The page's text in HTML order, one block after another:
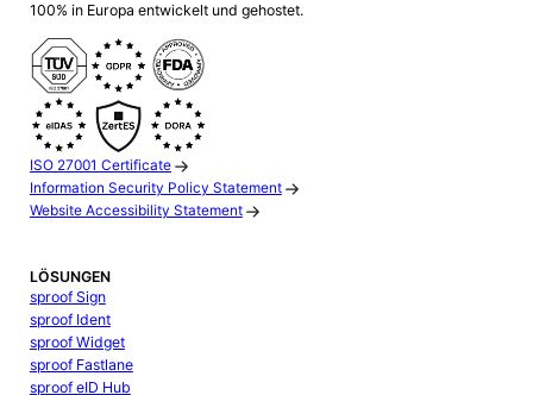
100% in Europa entwickelt und gehostet.
ISO 27001 Certificate
Information Security Policy Statement
Website Accessibility Statement
LÖSUNGEN
sproof Sign
sproof Ident
sproof Widget
sproof Fastlane
sproof eID Hub